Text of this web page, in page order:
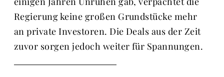
Regierung keine großen Grundstücke mehr
an private Investoren. Die Deals aus der Zeit
zuvor sorgen jedoch weiter für Spannungen.